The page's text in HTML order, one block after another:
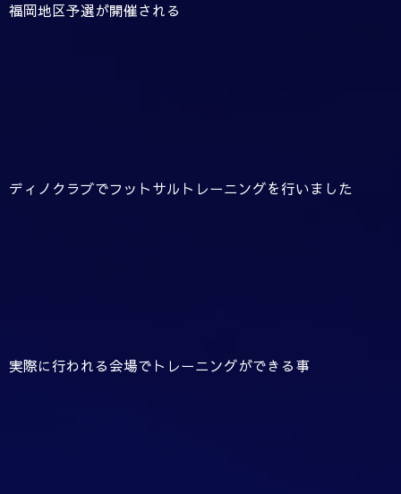
福岡地区予選が開催される
ディノクラブでフットサルトレーニングを行いました
実際に行われる会場でトレーニングができる事